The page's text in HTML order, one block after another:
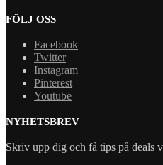
FÖLJ OSS
Facebook
Twitter
Instagram
Pinterest
Youtube
NYHETSBREV
Skriv upp dig och få tips på deals